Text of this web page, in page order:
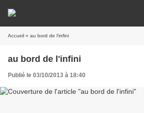
Accueil » au bord de l'infini
au bord de l'infini
Publié le 03/10/2013 à 18:40